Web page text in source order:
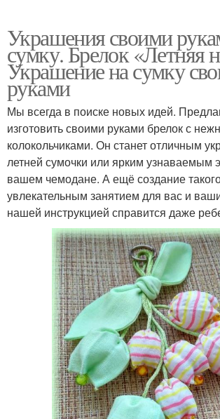
Украшения своими
сумку. Брелок «Летняя
Украшение на сумку
руками
Мы всегда в поиске новых идей.
изготовить своими руками брелок с
колокольчиками. Он станет отличным
летней сумочки или ярким узнаваемым
вашем чемодане. А ещё создание
увлекательным занятием для вас и
нашей инструкцией справится даже